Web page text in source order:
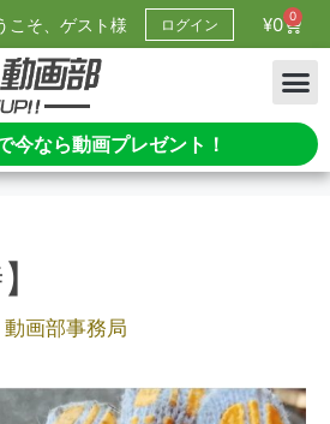
こそ、ゲスト様 ログイン ¥0 0
今なら動画プレゼント！
動画部事務局